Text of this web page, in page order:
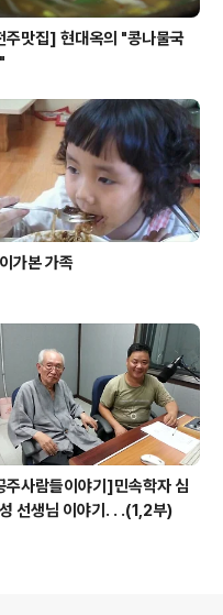
주맛집] 현대옥의 "콩나물국
가본 가족
주사람들이야기]민속학자 심
선생님 이야기. . .(1,2부)